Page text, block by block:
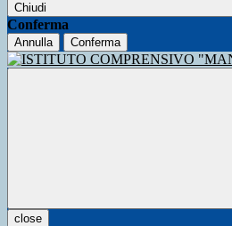
Chiudi
Conferma
Annulla Conferma
close